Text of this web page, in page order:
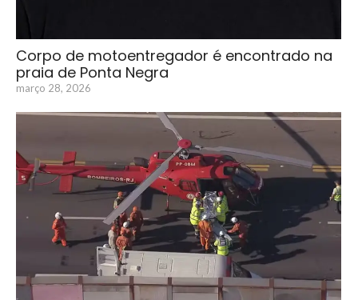
Corpo de motoentregador é encontrado na
praia de Ponta Negra
março 28, 2026